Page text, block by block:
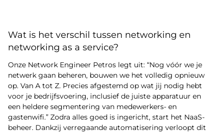
Wat is het verschil tussen networking en
networking as a service?
Onze Network Engineer Petros legt uit: “Nog vóór we je
netwerk gaan beheren, bouwen we het volledig opnieuw
op. Van A tot Z. Precies afgestemd op wat jij nodig hebt
voor je bedrijfsvoering, inclusief de juiste apparatuur en
een heldere segmentering van medewerkers- en
gastenwifi.” Zodra alles goed is ingericht, start het NaaS-
beheer. Dankzij verregaande automatisering verloopt dit